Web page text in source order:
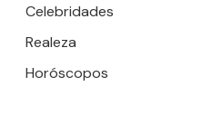
Celebridades
Realeza
Horóscopos